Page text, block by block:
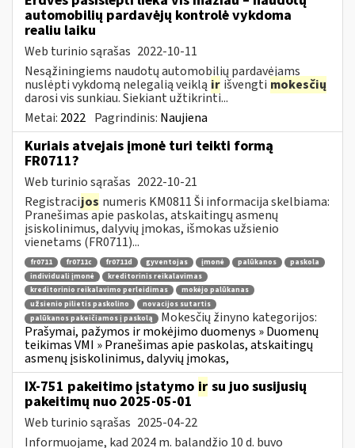
automobilių pardavėjų kontrolė vykdoma
realiu laiku
Web turinio sąrašas 2022-10-11
Nesąžiningiems naudotų automobilių pardavėjams
nuslėpti vykdomą nelegalią veiklą ir išvengti mokesčių
darosi vis sunkiau. Siekiant užtikrinti...
Metai: 2022 Pagrindinis: Naujiena
Kuriais atvejais įmonė turi teikti formą
FR0711?
Web turinio sąrašas 2022-10-21
Registracijos numeris KM0811 Ši informacija skelbiama:
Pranešimas apie paskolas, atskaitingų asmenų
įsiskolinimus, dalyvių įmokas, išmokas užsienio
vienetams (FR0711)...
fr0711 fr0711c fr0711d gyventojas įmonė palūkanos
paskola
individuali įmonė
kreditorinis reikalavimas
kreditorinio reikalavimo perleidimas
mokėjo palūkanas
užsienio pilietis paskolino
novacijos sutartis
palūkanos pakeičiamos į paskolą
Mokesčių žinyno kategorijos:
Prašymai, pažymos ir mokėjimo duomenys » Duomenų
teikimas VMI » Pranešimas apie paskolas, atskaitingų
asmenų įsiskolinimus, dalyvių įmokas,
IX-751 pakeitimo įstatymo ir su juo susijusių
pakeitimų nuo 2025-05-01
Web turinio sąrašas 2025-04-22
Informuojame, kad 2024 m. balandžio 10 d. buvo